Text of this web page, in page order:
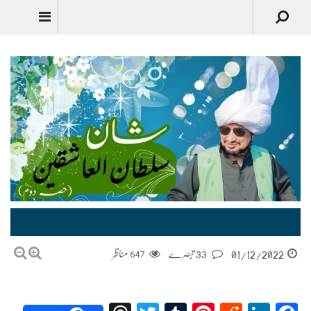
01/12/2022
647 مناظر